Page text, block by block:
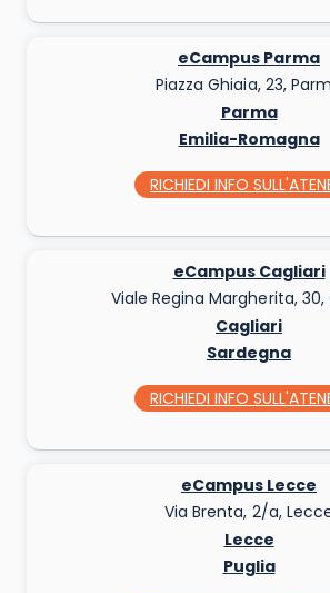
eCampus Parma
Piazza Ghiaia, 23,
Parma
Emilia-Romagna
RICHIEDI INFO
eCampus Cagliari
Viale Regina Margherita, 30,
Cagliari
Sardegna
RICHIEDI INFO
eCampus Lecce
Via Brenta, 2/a,
Lecce
Puglia